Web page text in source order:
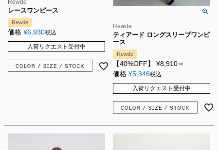
Rewde
レースワンピース
Rewde
価格 ¥6,930税込
入荷リクエスト受付中
Rewde
ティアード ロングスリーブワンピ
ース
Rewde
【40%OFF】 ¥8,910⇒
価格 ¥5,346税込
入荷リクエスト受付中